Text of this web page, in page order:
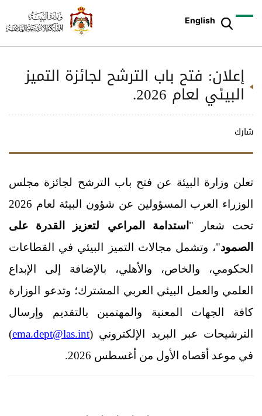
English
إعلان: فتح باب الترشح لجائزة التميز
البيئي لعام 2026.
شارك
تعلن وزارة البيئة عن فتح باب الترشح لجائزة مجلس
الوزراء العرب المسؤولين عن شؤون البيئة لعام 2026
تحت شعار " استدامة المراعي لتعزيز القدرة على
الصمود"، وتشمل مجالات التميز البيئي في القطاعات
الحكومي، والخاص، والأهلي، بالإضافة إلى الإبداع
العلمي والعمل البيئي العربي المشترك؛ وتدعو الوزارة
كافة الجهات المعنية والمهتمين بالتقديم وإرسال
الترشيحات عبر البريد الإلكتروني (ema.dept@las.int
)
في موعد أقصاه الأول من أغسطس 2026.